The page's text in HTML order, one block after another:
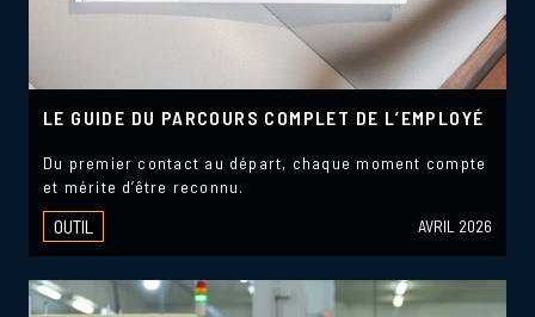
LE GUIDE DU PARCOURS COMPLET DE L’EMPLOYÉ
Du premier contact au départ, chaque moment compte
et mérite d’être reconnu.
OUTIL AVRIL 2026